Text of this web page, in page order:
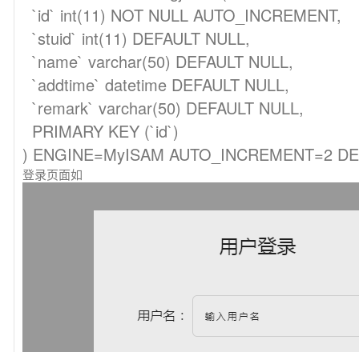
`id` int(11) NOT NULL AUTO_INCREMENT,
`stuid` int(11) DEFAULT NULL,
`name` varchar(50) DEFAULT NULL,
`addtime` datetime DEFAULT NULL,
`remark` varchar(50) DEFAULT NULL,
PRIMARY KEY (`id`)
) ENGINE=MyISAM AUTO_INCREMENT=2
登录页面如